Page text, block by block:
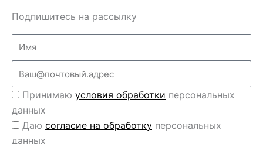
Подпишитесь на рассылку
Name
Перс
данные
Принимаю условия обработки персональных
данных
Перс
данные
Даю согласие на обработку персональных
данных